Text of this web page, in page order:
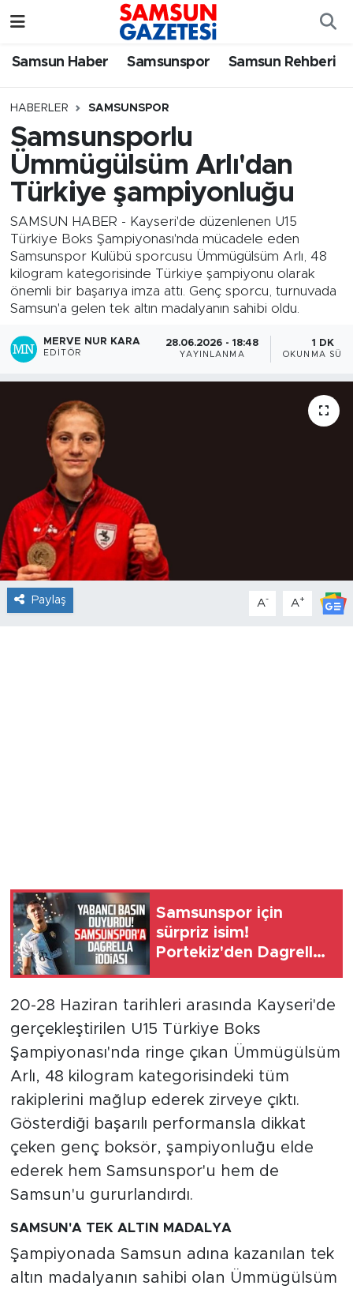
Samsun Haber Samsunspor Samsun Rehberi
HABERLER SAMSUNSPOR
Samsunsporlu
Ümmügülsüm Arlı'dan
Türkiye şampiyonluğu
SAMSUN HABER - Kayseri'de düzenlenen U15
Türkiye Boks Şampiyonası'nda mücadele eden
Samsunspor Kulübü sporcusu Ümmügülsüm Arlı, 48
kilogram kategorisinde Türkiye şampiyonu olarak
önemli bir başarıya imza attı. Genç sporcu, turnuvada
Samsun'a gelen tek altın madalyanın sahibi oldu.
MERVE NUR KARA
EDITÖR
28.06.2026 - 18:48
YAYINLANMA
1 DK
OKUNMA
Paylaş A- A+
Samsunspor için
sürpriz isim!
Portekiz'den Dagrella
20-28 Haziran tarihleri arasında Kayseri'de
gerçekleştirilen U15 Türkiye Boks
Şampiyonası'nda ringe çıkan Ümmügülsüm
Arlı, 48 kilogram kategorisindeki tüm
rakiplerini mağlup ederek zirveye çıktı.
Gösterdiği başarılı performansla dikkat
çeken genç boksör, şampiyonluğu elde
ederek hem Samsunspor'u hem de
Samsun'u gururlandırdı.
SAMSUN'A TEK ALTIN MADALYA
Şampiyonada Samsun adına kazanılan tek
altın madalyanın sahibi olan Ümmügülsüm
Samsun Haber
Samsun Rehberi
Resmi İlanlar
Samsun Nöbetçi Eczaneler
SAMSUN Namaz Vakitleri
Samsun Trafik Yoğunluk Haritası
Süper Lig Puan Durumu ve Fikstür
Tüm Manşetler
Son Dakika Haberleri
Haber Arşivi